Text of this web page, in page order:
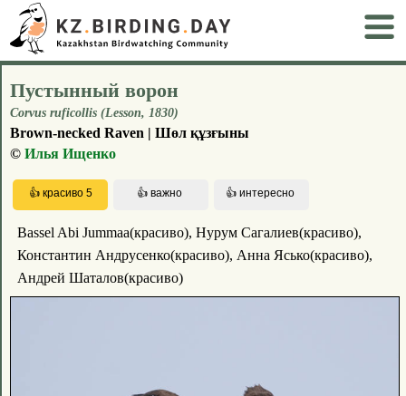
Пустынный ворон
Corvus ruficollis (Lesson, 1830)
Brown-necked Raven | Шөл құзғыны
© Илья Ищенко
Bassel Abi Jummaa(красиво), Нурум Сагалиев(красиво),
Константин Андрусенко(красиво), Анна Ясько(красиво),
Андрей Шаталов(красиво)